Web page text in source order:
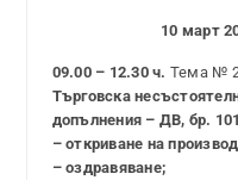
10 март
09.00 – 12.30 ч. Тема №
Търговска
допълнения – ДВ, бр.
– откриване на
– оздравяване;